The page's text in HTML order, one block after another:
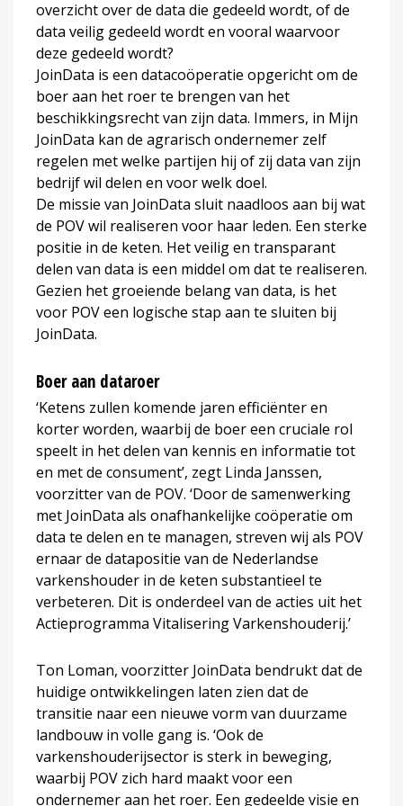
overzicht over de data die gedeeld wordt, of de
data veilig gedeeld wordt en vooral waarvoor
deze gedeeld wordt?
JoinData is een datacoöperatie opgericht om de
boer aan het roer te brengen van het
beschikkingsrecht van zijn data. Immers, in Mijn
JoinData kan de agrarisch ondernemer zelf
regelen met welke partijen hij of zij data van zijn
bedrijf wil delen en voor welk doel.
De missie van JoinData sluit naadloos aan bij wat
de POV wil realiseren voor haar leden. Een sterke
positie in de keten. Het veilig en transparant
delen van data is een middel om dat te realiseren.
Gezien het groeiende belang van data, is het
voor POV een logische stap aan te sluiten bij
JoinData.
Boer aan dataroer
‘Ketens zullen komende jaren efficiënter en
korter worden, waarbij de boer een cruciale rol
speelt in het delen van kennis en informatie tot
en met de consument’, zegt Linda Janssen,
voorzitter van de POV. ‘Door de samenwerking
met JoinData als onafhankelijke coöperatie om
data te delen en te managen, streven wij als POV
ernaar de datapositie van de Nederlandse
varkenshouder in de keten substantieel te
verbeteren. Dit is onderdeel van de acties uit het
Actieprogramma Vitalisering Varkenshouderij.’
Ton Loman, voorzitter JoinData bendrukt dat de
huidige ontwikkelingen laten zien dat de
transitie naar een nieuwe vorm van duurzame
landbouw in volle gang is. ‘Ook de
varkenshouderijsector is sterk in beweging,
waarbij POV zich hard maakt voor een
ondernemer aan het roer. Een gedeelde visie en